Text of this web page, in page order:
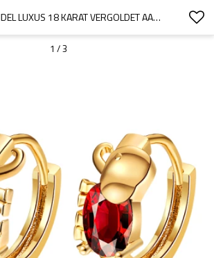
GROSSHANDEL LUXUS 18 KARAT VERGOLDET AAA ZIRKONIA NIEDLICHEN ELEFANTEN FRAUEN HUGGIE OHRRINGE FÜR GEDENK GESCHENK
1 /3